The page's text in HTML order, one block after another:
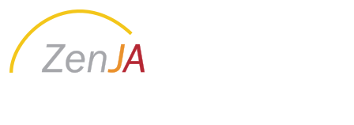
Willkommen in unserem öffentlichen Wohnzimmer für alle
Generationen